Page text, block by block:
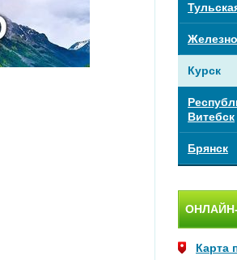
Курск
Витебск
Брянск
Карта